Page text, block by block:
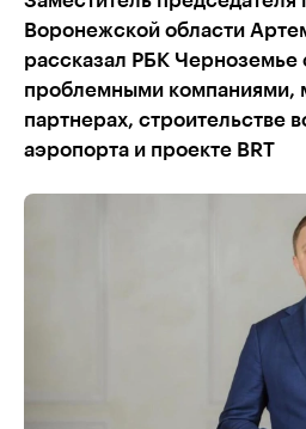
Воронежской области
рассказал РБК Черноземье
проблемными компаниями,
партнерах, строительстве
аэропорта и проекте BRT